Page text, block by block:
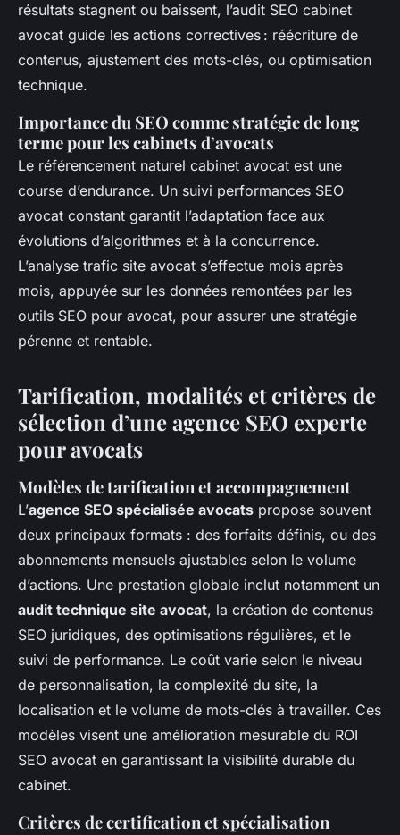
résultats stagnent ou baissent, l’audit SEO cabinet
avocat guide les actions correctives : réécriture de
contenus, ajustement des mots-clés, ou optimisation
technique.
Importance du SEO comme stratégie de long
terme pour les cabinets d’avocats
Le référencement naturel cabinet avocat est une
course d’endurance. Un suivi performances SEO
avocat constant garantit l’adaptation face aux
évolutions d’algorithmes et à la concurrence.
L’analyse trafic site avocat s’effectue mois après
mois, appuyée sur les données remontées par les
outils SEO pour avocat, pour assurer une stratégie
pérenne et rentable.
Tarification, modalités et critères de
sélection d’une agence SEO experte
pour avocats
Modèles de tarification et accompagnement
L’agence SEO spécialisée avocats propose souvent
deux principaux formats : des forfaits définis, ou des
abonnements mensuels ajustables selon le volume
d’actions. Une prestation globale inclut notamment un
audit technique site avocat, la création de contenus
SEO juridiques, des optimisations régulières, et le
suivi de performance. Le coût varie selon le niveau
de personnalisation, la complexité du site, la
localisation et le volume de mots-clés à travailler. Ces
modèles visent une amélioration mesurable du ROI
SEO avocat en garantissant la visibilité durable du
cabinet.
Critères de certification et spécialisation